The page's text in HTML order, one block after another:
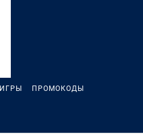
ИГРЫ ПРОМОКОДЫ